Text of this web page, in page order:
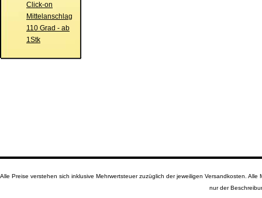
Click-on
Mittelanschlag
110 Grad - ab
1Stk
Alle Preise verstehen sich inklusive Mehrwertsteuer zuzüglich der jeweiligen Versandkosten.
nur der